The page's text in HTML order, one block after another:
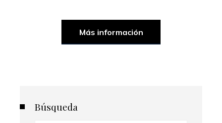
Más información
Búsqueda